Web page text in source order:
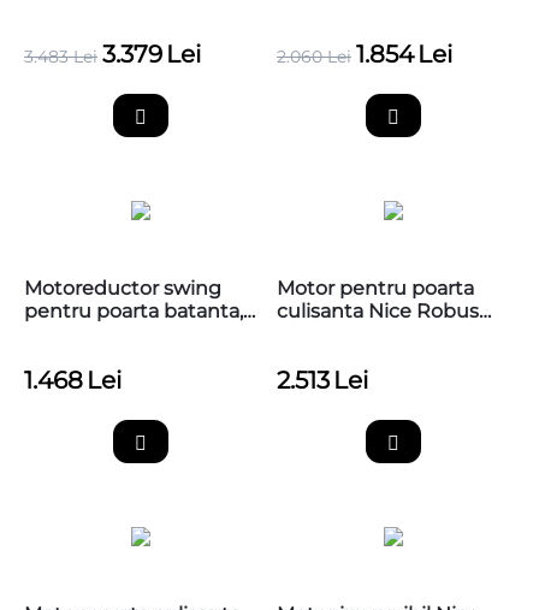
3.483 Lei 3.379 Lei 2.060 Lei 1.854 Lei
Motoreductor swing
pentru poarta batanta,
1.468 Lei
Motor pentru poarta
culisanta Nice Robus
2.513 Lei